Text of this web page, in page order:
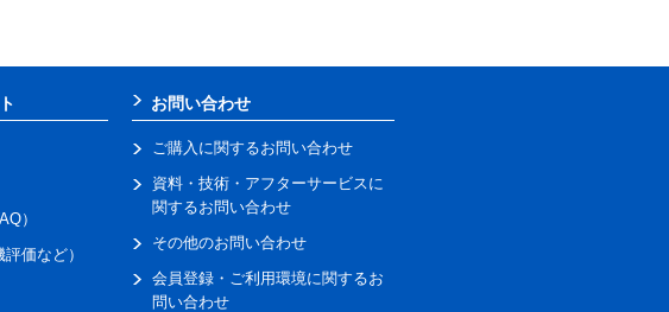
）
価など）
お問い合わせ
ご購入に関するお問い合わせ
資料・技術・アフターサービスに
関するお問い合わせ
その他のお問い合わせ
会員登録・ご利用環境に関するお
問い合わせ